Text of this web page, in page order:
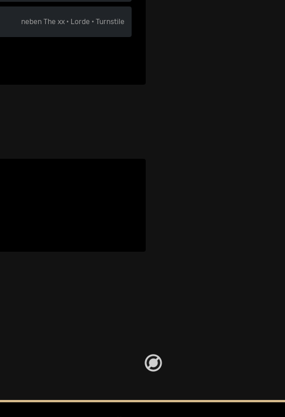
nebenThe xx · Lorde ·Turnstile